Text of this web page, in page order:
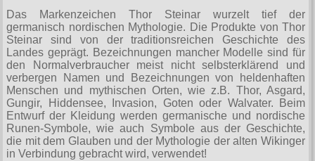
XXXXL
XXXXXL
XXXXXXL
Thor Steinar
Yakuza
Kleidung
Bademoden
Bauchtaschen
Fliegerjacken
Jogginghosen
Das Markenzeichen Thor Steinar wurzelt tief der
germanisch nordischen Mythologie. Die Produkte von Thor
Steinar sind von der traditionsreichen Geschichte des
Landes geprägt. Bezeichnungen mancher Modelle sind für
den Normalverbraucher meist nicht selbsterklärend und
verbergen Namen und Bezeichnungen von heldenhaften
Menschen und mythischen Orten, wie z.B. Thor, Asgard,
Gungir, Hiddensee, Invasion, Goten oder Walvater. Beim
Entwurf der Kleidung werden germanische und nordische
Runen-Symbole, wie auch Symbole aus der Geschichte,
die mit dem Glauben und der Mythologie der alten Wikinger
in Verbindung gebracht wird, verwendet!